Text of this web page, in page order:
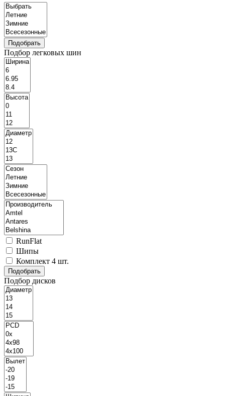
Подбор легковых шин
RunFlat
Шипы
Комплект 4 шт.
Подбор дисков